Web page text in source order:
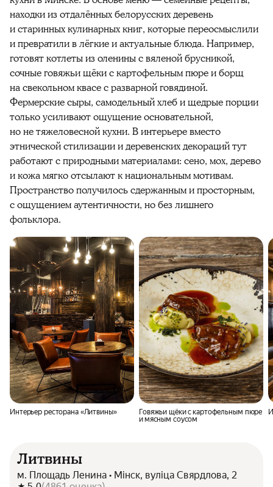
находки из отдалённых белорусских деревень
и старинных кулинарных книг, которые переосмыслили
и превратили в лёгкие и актуальные блюда. Например,
готовят котлеты из оленины с вяленой брусникой,
сочные говяжьи щёки с картофельным пюре и борщ
на свекольном квасе с разварной говядиной.
Фермерские сыры, самодельный хлеб и щедрые порции
только усиливают ощущение основательной,
но не тяжеловесной кухни. В интерьере вместо
этнической стилизации и деревенских декораций тут
работают с природными материалами: сено, мох, дерево
и кожа мягко отсылают к национальным мотивам.
Пространство получилось сдержанным и просторным,
с ощущением аутентичности, но без лишнего
фольклора.
Интерьер ресторана «Литвины»
Говяжьи щёки с картофельным пюре
и мясным соусом
Литвины
м. Площадь Ленина • Мінск, вуліца Свярдлова, 2